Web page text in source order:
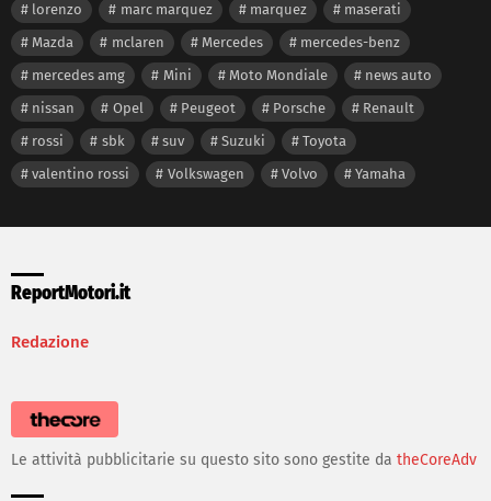
lorenzo
marc marquez marquez
maserati
Mazda
mclaren Mercedes
mercedes-benz
mercedes amg
Mini Moto Mondiale
news auto
nissan
Opel Peugeot Porsche
Renault
rossi
sbk suv Suzuki
Toyota
valentino rossi
Volkswagen Volvo Yamaha
ReportMotori.it
Redazione
Le attività pubblicitarie su questo sito sono gestite da theCoreAdv